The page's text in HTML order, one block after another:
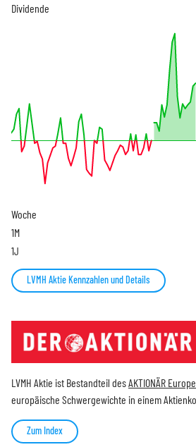
Dividende
Woche
1M
1J
LVMH Aktie Kennzahlen und Details
LVMH Aktie ist Bestandteil desAKTIONÄR
europäische Schwergewichte in einem
Zum Index